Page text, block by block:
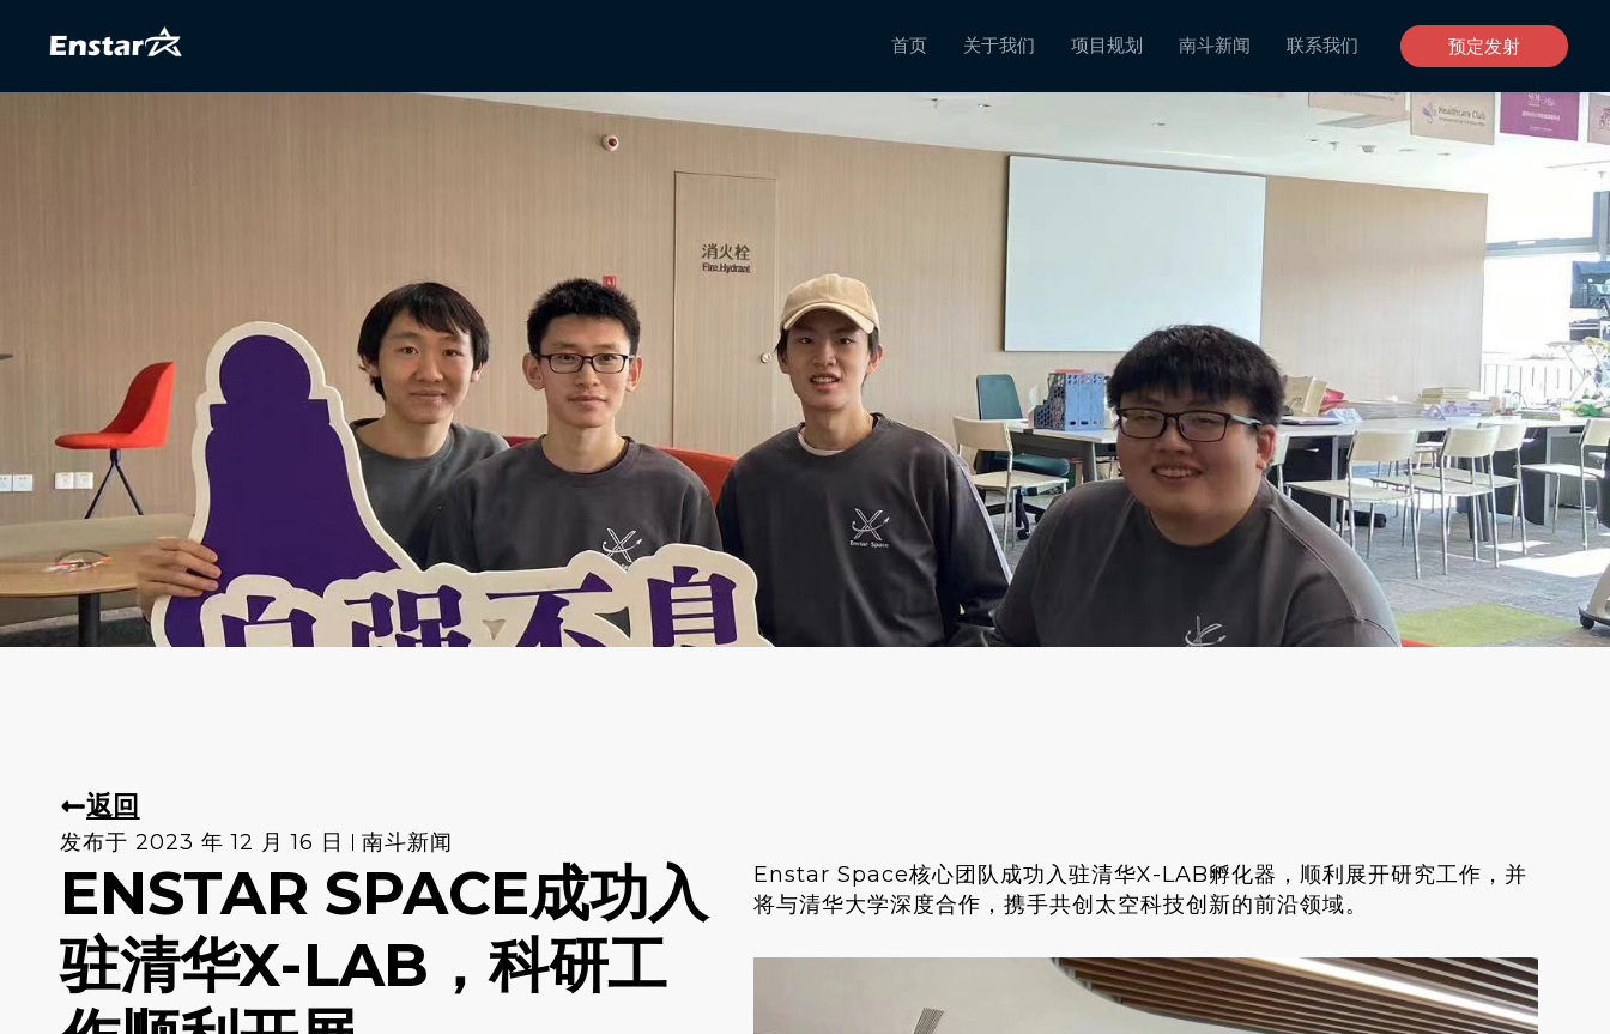
容
首页 关于我们 项目规划 南斗新闻 联系我们 预定发射
返回
发布于2023 年 12 月 16 日 南斗新闻
ENSTAR SPACE成功入
驻清华X-LAB，科研工
Enstar Space核心团队成功入驻清华X-LAB孵化器，顺利展开研究工作，并
将与清华大学深度合作，携手共创太空科技创新的前沿领域。